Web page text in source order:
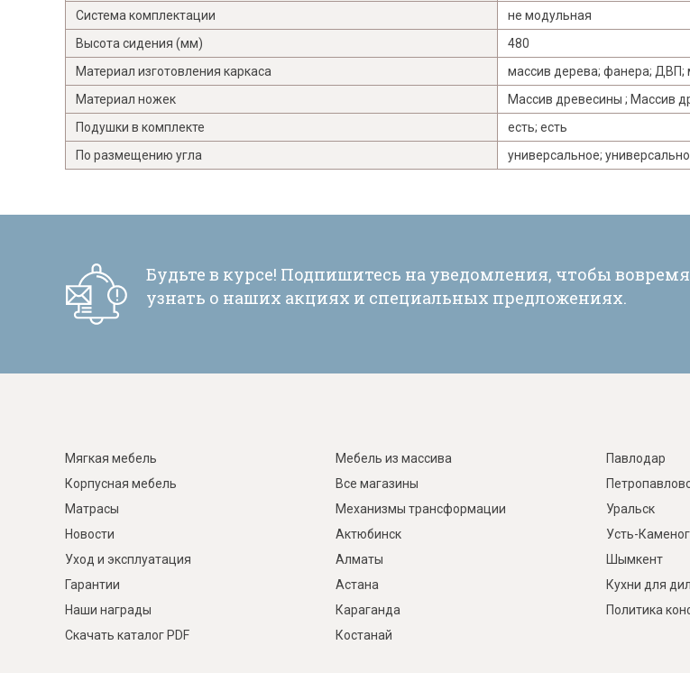
Система комплектации
не модульная
Высота сидения (мм)
480
Материал изготовления каркаса
массив дерева; фанера;
Материал ножек
Массив древесины ; Массив
Подушки в комплекте
есть; есть
По размещению угла
универсальное;
Будьте в курсе! Подпишитесь на уведомления, чтобы вовремя
узнать о наших акциях и специальных предложениях.
Мягкая мебель
Корпусная мебель
Матрасы
Новости
Уход и эксплуатация
Гарантии
Наши награды
Скачать каталог PDF
Мебель из массива
Все магазины
Механизмы трансформации
Актюбинск
Алматы
Астана
Караганда
Костанай
Павлодар
Уральск
Усть-
Шымкент
Кухни для
Политика